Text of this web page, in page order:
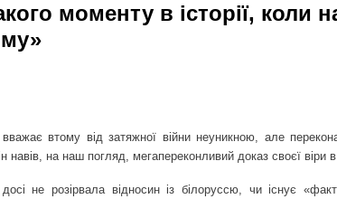
моменту в історії, коли
втому від затяжної війни неуникною, але
навів, на наш погляд, мегапереконливий доказ своєї віри
не розірвала відносин із білоруссю, чи існує